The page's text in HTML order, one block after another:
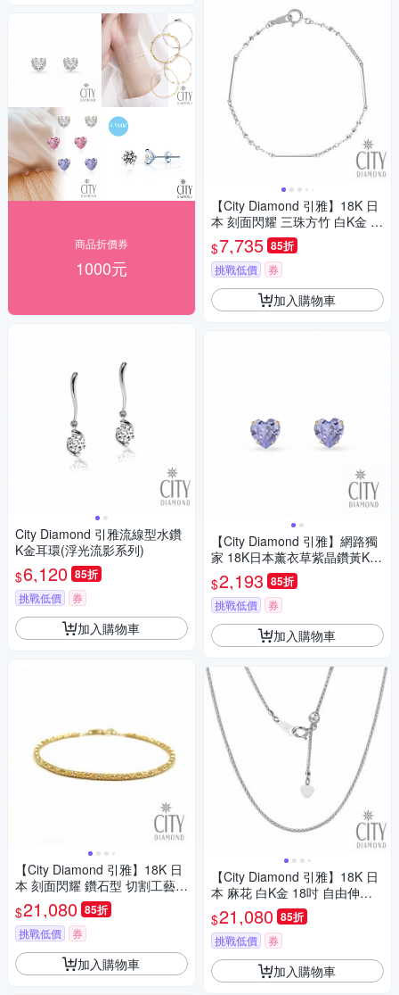
商品折價券
1000元
City Diamond 引雅流線型水鑽
K金耳環(浮光流影系列)
$6,120 85折
挑戰低價 券
加入購物車
【City Diamond 引雅】18K 日
本 刻面閃耀 鑽石型 切割工藝
黃K金 手鍊(東京Yuki表參道系
列)
$21,080 85折
挑戰低價 券
加入購物車
【City Diamond 引雅】18K 日
本 刻面閃耀 三珠方竹 白K金 手
鍊 (東京Yuki表參道系列)
$7,735 85折
挑戰低價 券
加入購物車
【City Diamond 引雅】網路獨
家 18K日本薰衣草紫晶鑽黃K金
愛心造型耳環(東京Yuki系列)
$2,193 85折
挑戰低價 券
加入購物車
【City Diamond 引雅】18K 日
本 麻花 白K金 18吋 自由伸縮
項鍊(東京Yuki表參道系列)
$21,080 85折
挑戰低價 券
加入購物車